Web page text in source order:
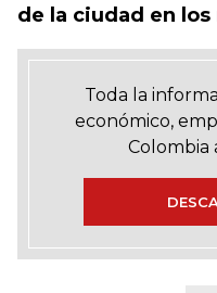
de la ciudad en
Toda la
económico,
Colombia